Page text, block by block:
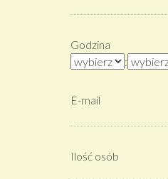
Godzina
:
E-mail
Ilość osób